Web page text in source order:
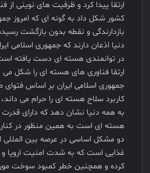
ارتقا پیدا کرد و ظرفیت های نوینی از
کشور شکل داد به گونه ای که امروز
بازدارندگی و نقطه بدون بازگشت
دنیا اذعان دارند که جمهوری اسلامی
در توانمندی هسته ای دست یافته
ارتقا فناوری های هسته ای را شکل می
جمهوری اسلامی ایران بر اساس
کاربرد سلاح هسته ای را حرام می
به همه دنیا نشان دهد که دارای
هسته ای است به همین منظور در کنار
دو مشکل اساسی در عرصه بین المللی
غذایی است که به شدت امنیت اروپا و
کرده و همچنین خطر کمبود سوخت